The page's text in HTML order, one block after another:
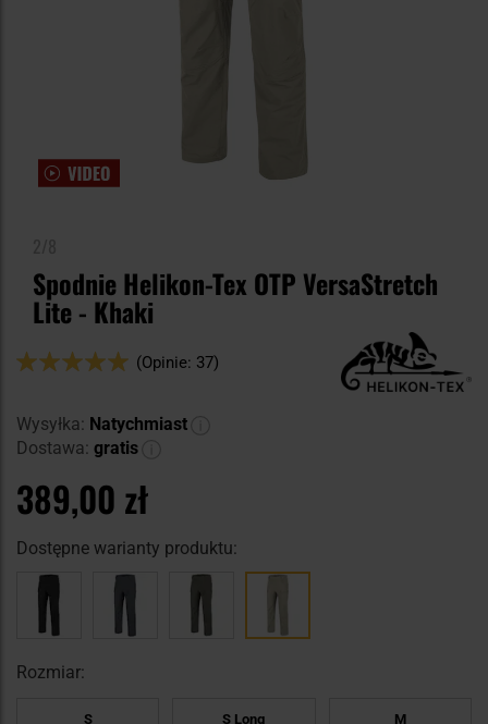
Spodnie Helikon-Tex OTP VersaStretch
Lite - Khaki
Ocena:
(Opinie: 37)
Wysyłka: Natychmiast
Dostawa: gratis
389,00 zł
Dostępne warianty produktu:
Rozmiar:
S
S Long
M